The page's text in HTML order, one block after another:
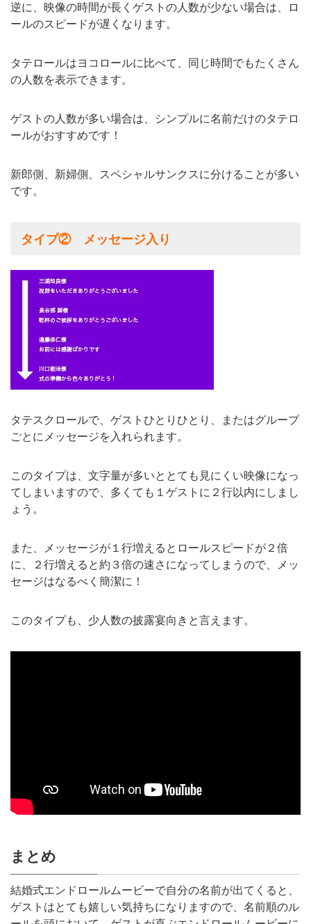
逆に、映像の時間が長くゲストの人数が少ない場合は、ロ
ールのスピードが遅くなります。
タテロールはヨコロールに比べて、同じ時間でもたくさん
の人数を表示できます。
ゲストの人数が多い場合は、シンプルに名前だけのタテロ
ールがおすすめです！
新郎側、新婦側、スペシャルサンクスに分けることが多い
です。
タイプ② メッセージ入り
タテスクロールで、ゲストひとりひとり、またはグループ
ごとにメッセージを入れられます。
このタイプは、文字量が多いととても見にくい映像になっ
てしまいますので、多くても１ゲストに２行以内にしまし
ょう。
また、メッセージが１行増えるとロールスピードが２倍
に、２行増えると約３倍の速さになってしまうので、メッ
セージはなるべく簡潔に！
このタイプも、少人数の披露宴向きと言えます。
まとめ
結婚式エンドロールムービーで自分の名前が出てくると、
ゲストはとても嬉しい気持ちになりますので、名前順のル